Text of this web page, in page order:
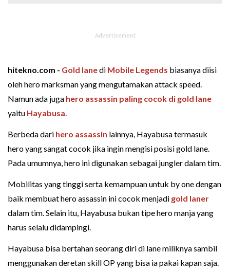
hitekno.com - Gold lanedi Mobile Legends biasanya diisi
oleh hero marksman yang mengutamakan attack speed.
Namun ada juga hero assassin paling cocok di gold lane
yaitu Hayabusa.
Berbeda dari hero assassin lainnya, Hayabusa termasuk
hero yang sangat cocok jika ingin mengisi posisi gold lane.
Pada umumnya, hero ini digunakan sebagai jungler dalam tim.
Mobilitas yang tinggi serta kemampuan untuk by one dengan
baik membuat hero assassin ini cocok menjadi gold laner
dalam tim. Selain itu, Hayabusa bukan tipe hero manja yang
harus selalu didampingi.
Hayabusa bisa bertahan seorang diri di lane miliknya sambil
menggunakan deretan skill OP yang bisa ia pakai kapan saja.